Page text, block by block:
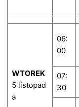
WTOREK
5 listopad
a
06:
00
07:
30